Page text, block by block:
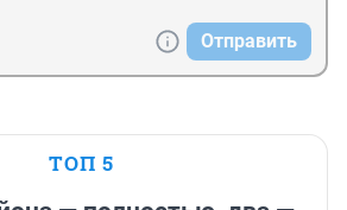
Отправить
ТОП 5